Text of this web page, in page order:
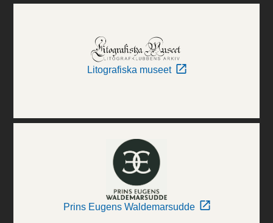
Litografiska museet
Prins Eugens Waldemarsudde